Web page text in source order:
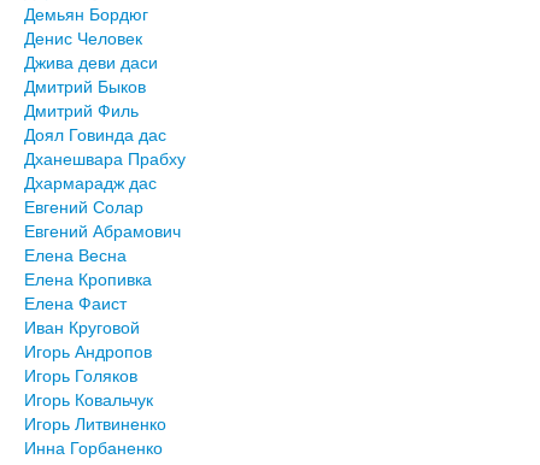
Демьян Бордюг
Денис Человек
Джива деви даси
Дмитрий Быков
Дмитрий Филь
Доял Говинда дас
Дханешвара Прабху
Дхармарадж дас
Евгений Солар
Евгений Абрамович
Елена Весна
Елена Кропивка
Елена Фаист
Иван Круговой
Игорь Андропов
Игорь Голяков
Игорь Ковальчук
Игорь Литвиненко
Инна Горбаненко